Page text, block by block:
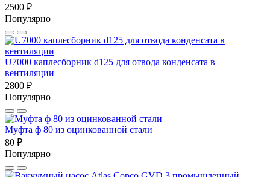
2500 ₽
Популярно
U7000 каплесборник d125 для отвода конденсата в
вентиляции
2800 ₽
Популярно
Муфта ф 80 из оцинкованной стали
80 ₽
Популярно